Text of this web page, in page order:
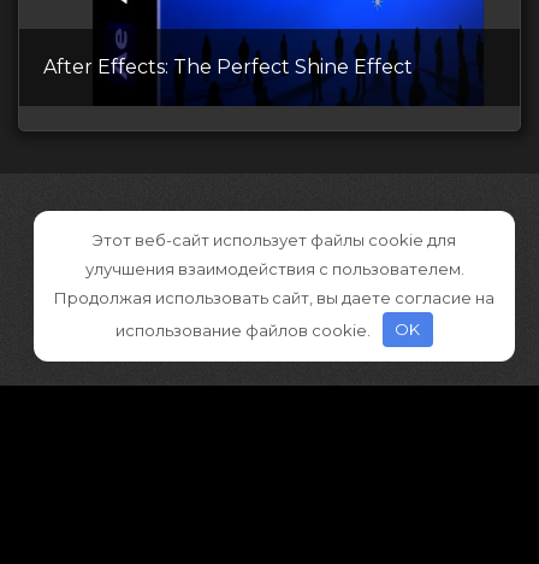
After Effects: The Perfect Shine Effect
Этот веб-сайт использует файлы cookie для
улучшения взаимодействия с пользователем.
Продолжая использовать сайт, вы даете согласие на
использование файлов cookie.
OK